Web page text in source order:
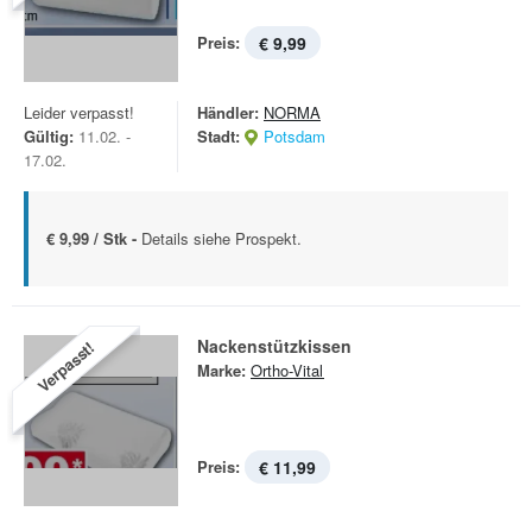
Preis: € 9,99
Leider verpasst!
Gültig: 11.02. -
17.02.
Händler: NORMA
Stadt:
Potsdam
€ 9,99 / Stk - Details siehe Prospekt.
Verpasst! Nackenstützkissen
Marke: Ortho-Vital
Preis: € 11,99